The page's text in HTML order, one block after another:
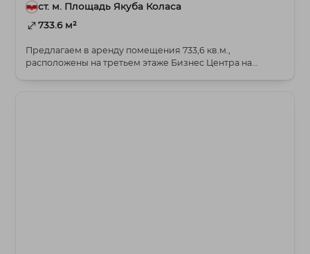
ст. м. Площадь Якуба Коласа
733.6 м²
Предлагаем в аренду помещения 733,6 кв.м.,
расположены на третьем этаже Бизнес Центра на